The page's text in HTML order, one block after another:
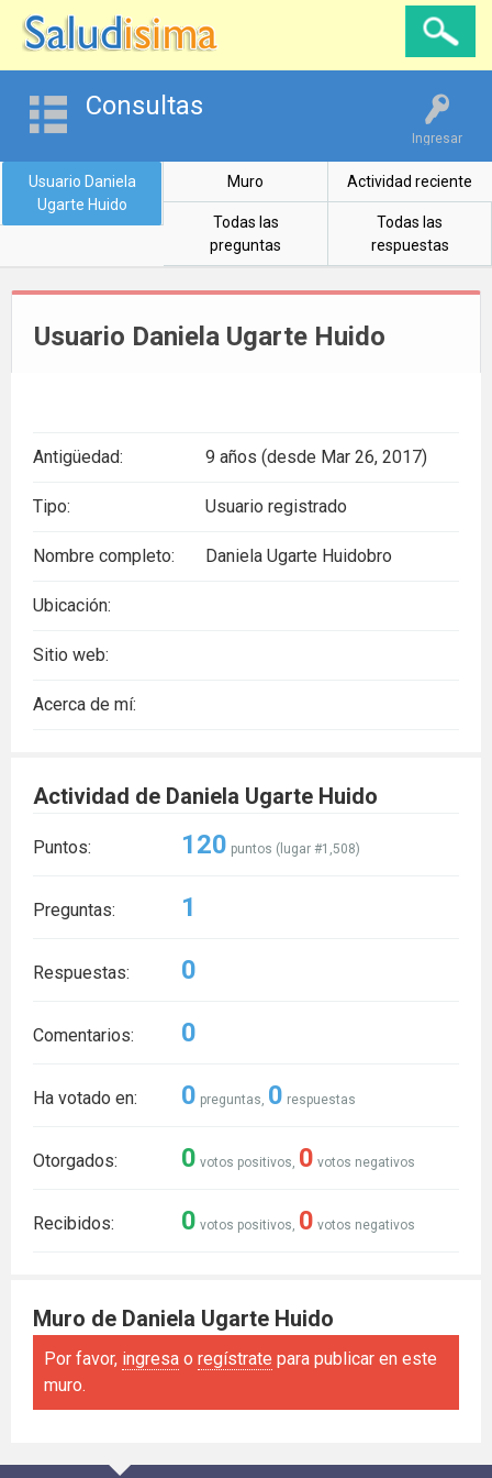
Ingresar
Consultas
Usuario Daniela
Ugarte Huido
Muro Actividad reciente
Todas las
preguntas
Todas las
respuestas
Usuario Daniela Ugarte Huido
Antigüedad: 9 años (desde Mar 26, 2017)
Tipo: Usuario registrado
Nombre completo: Daniela Ugarte Huidobro
Ubicación:
Sitio web:
Acerca de mí:
Actividad de Daniela Ugarte Huido
Puntos: 120 puntos (lugar #1,508)
Preguntas: 1
Respuestas: 0
Comentarios: 0
Ha votado en: 0 preguntas, 0 respuestas
Otorgados: 0 votos positivos, 0 votos negativos
Recibidos: 0 votos positivos, 0 votos negativos
Muro de Daniela Ugarte Huido
Por favor, ingresa o regístrate para publicar en este
muro.